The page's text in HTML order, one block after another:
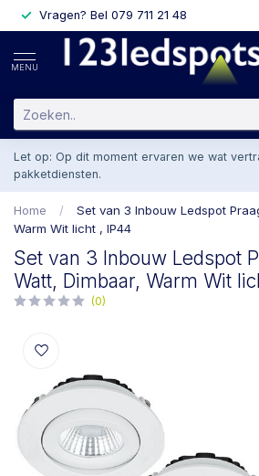
Vragen? Bel 079 711 21 48
MENU
Let op: Op dit moment ervaren we wat
pakketdiensten.
Home /
Set van 3 Inbouw Ledspot
Warm Wit licht , IP44
Set van 3 Inbouw Ledspot
Watt, Dimbaar, Warm Wit
(0)